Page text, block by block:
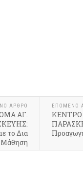
ΆΡΘΡΟ
ΑΓ.
το Δια
Μάθηση
ΕΠΌΜΕΝΟ
ΚΕΝΤΡΟ